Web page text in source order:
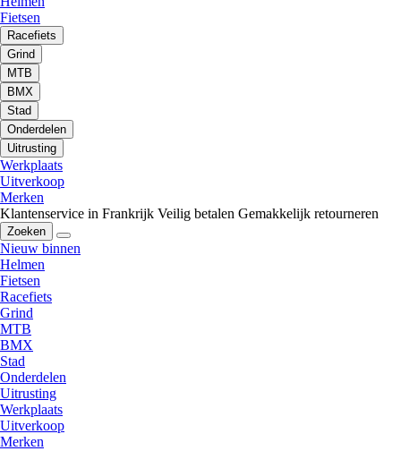
Fietsen
Racefiets
Grind
MTB
BMX
Stad
Onderdelen
Uitrusting
Werkplaats
Uitverkoop
Merken
Klantenservice in Frankrijk Veilig betalen Gemakkelijk retourneren
Zoeken
Nieuw binnen
Helmen
Fietsen
Racefiets
Grind
MTB
BMX
Stad
Onderdelen
Uitrusting
Werkplaats
Uitverkoop
Merken